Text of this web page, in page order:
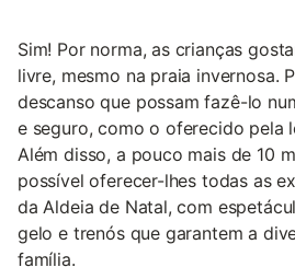
Sim! Por norma, as crianças
livre, mesmo na praia invernosa.
descanso que possam fazê-lo
e seguro, como o oferecido pela
Além disso, a pouco mais de 10
possível oferecer-lhes todas as
da Aldeia de Natal, com
gelo e trenós que garantem a
família.